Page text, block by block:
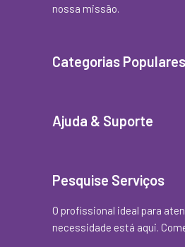
nossa missão.
Categorias Populares
Ajuda & Suporte
Pesquise Serviços
O profissional ideal para
necessidade está aqui.